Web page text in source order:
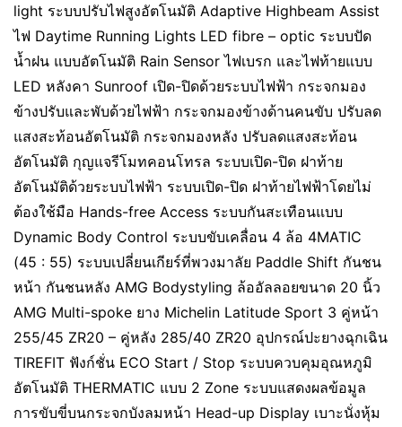
light ระบบปรับไฟสูงอัตโนมัติ Adaptive Highbeam Assist
ไฟ Daytime Running Lights LED fibre – optic ระบบปัด
น้ำฝน แบบอัตโนมัติ Rain Sensor ไฟเบรก และไฟท้ายแบบ
LED หลังคา Sunroof เปิด-ปิดด้วยระบบไฟฟ้า กระจกมอง
ข้างปรับและพับด้วยไฟฟ้า กระจกมองข้างด้านคนขับ ปรับลด
แสงสะท้อนอัตโนมัติ กระจกมองหลัง ปรับลดแสงสะท้อน
อัตโนมัติ กุญแจรีโมทคอนโทรล ระบบเปิด-ปิด ฝาท้าย
อัตโนมัติด้วยระบบไฟฟ้า ระบบเปิด-ปิด ฝาท้ายไฟฟ้าโดยไม่
ต้องใช้มือ Hands-free Access ระบบกันสะเทือนแบบ
Dynamic Body Control ระบบขับเคลื่อน 4 ล้อ 4MATIC
(45 : 55) ระบบเปลี่ยนเกียร์ที่พวงมาลัย Paddle Shift กันชน
หน้า กันชนหลัง AMG Bodystyling ล้ออัลลอยขนาด 20 นิ้ว
AMG Multi-spoke ยาง Michelin Latitude Sport 3 คู่หน้า
255/45 ZR20 – คู่หลัง 285/40 ZR20 อุปกรณ์ปะยางฉุกเฉิน
TIREFIT ฟังก์ชั่น ECO Start / Stop ระบบควบคุมอุณหภูมิ
อัตโนมัติ THERMATIC แบบ 2 Zone ระบบแสดงผลข้อมูล
การขับขี่บนกระจกบังลมหน้า Head-up Display เบาะนั่งหุ้ม